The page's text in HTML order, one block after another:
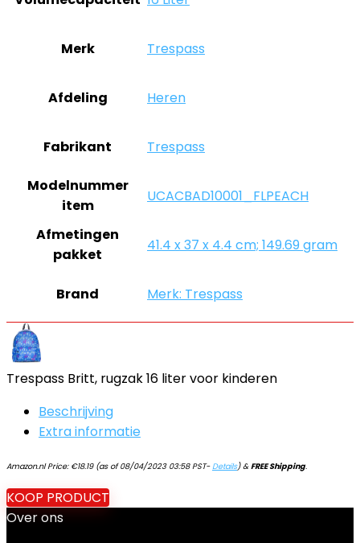
Merk ‎Trespass
Afdeling ‎Heren
Fabrikant ‎Trespass
Modelnummer
item
‎UCACBAD10001_FLPEACH
Afmetingen
pakket
‎41.4 x 37 x 4.4 cm; 149.69 gram
Brand Merk: Trespass
Trespass Britt, rugzak 16 liter voor kinderen
Beschrijving
Extra informatie
Amazon.nl Price: €18.19(as of 08/04/2023 03:58 PST-Details)&FREE Shipping.
KOOP PRODUCT
Over ons